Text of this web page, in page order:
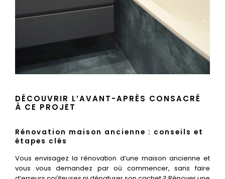
DÉCOUVRIR L’AVANT-APRÈS CONSACRÉ
À CE PROJET
Rénovation maison ancienne : conseils et
étapes clés
Vous envisagez la rénovation d’une maison ancienne et
vous vous demandez par où commencer, sans faire